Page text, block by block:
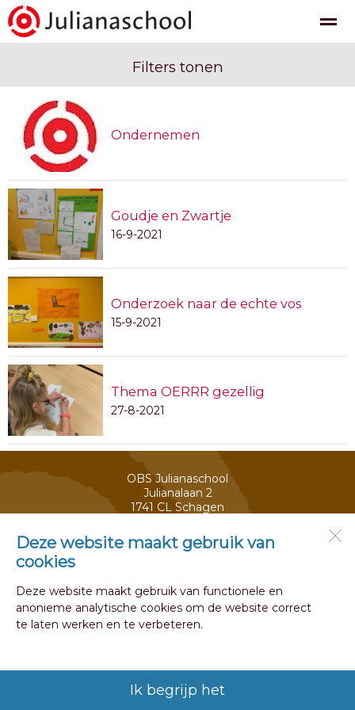
Nieuws Agenda
Deze website maakt gebruik van
cookies
Deze website maakt gebruik van functionele en
anonieme analytische cookies om de website correct
te laten werken en te verbeteren.
Ik begrijp het
Filters tonen
Ondernemen
Goudje en Zwartje
16-9-2021
Onderzoek naar de echte vos
15-9-2021
Thema OERRR gezellig
27-8-2021
OBS Julianaschool
Julianalaan 2
1741 CL Schagen
Ziber DS4